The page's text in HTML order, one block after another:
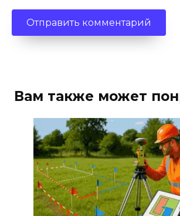
Вам также может